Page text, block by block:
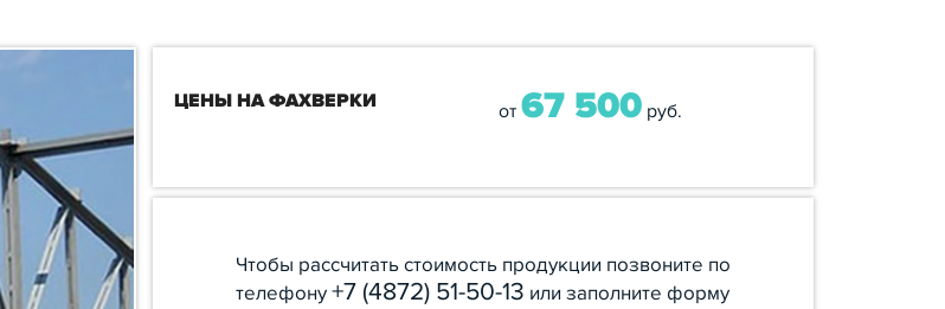
ЦЕНЫ НА ФАХВЕРКИ от 67 500руб.
Чтобы рассчитать стоимость продукции позвоните по
телефону+7 (4872) 51-50-13 или заполните форму